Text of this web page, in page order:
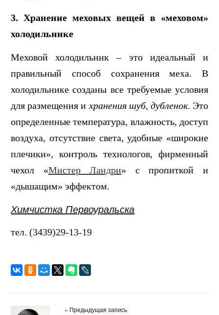
3. Хранение меховых вещей в «меховом»
холодильнике
Меховой холодильник – это идеальный и
правильный способ сохранения меха. В
холодильнике созданы все требуемые условия
для размещения и хранения шуб, дубленок. Это
определенные температура, влажность, доступ
воздуха, отсутствие света, удобные «широкие
плечики», контроль технологов, фирменный
чехол «Мистер Ландри» с пропиткой и
«дышащим» эффектом.
Химчистка Первоуральска
тел. (3439)29-13-19
« Предыдущая запись